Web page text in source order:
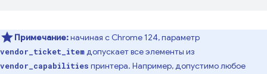
Примечание:начиная с Chrome 124, параметр
vendor_ticket_itemдопускает все элементы из
vendor_capabilities принтера. Например, допустимо любое